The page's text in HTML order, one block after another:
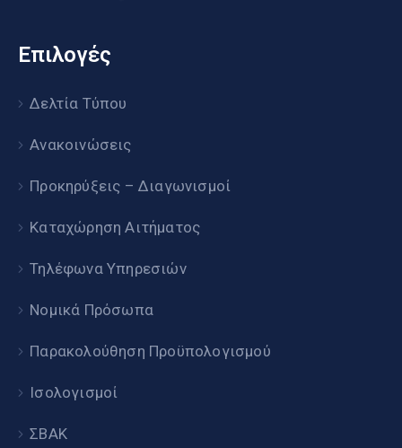
Επιλογές
Δελτία Τύπου
Ανακοινώσεις
Προκηρύξεις – Διαγωνισμοί
Καταχώρηση Αιτήματος
Τηλέφωνα Υπηρεσιών
Νομικά Πρόσωπα
Παρακολούθηση Προϋπολογισμού
Ισολογισμοί
ΣΒΑΚ